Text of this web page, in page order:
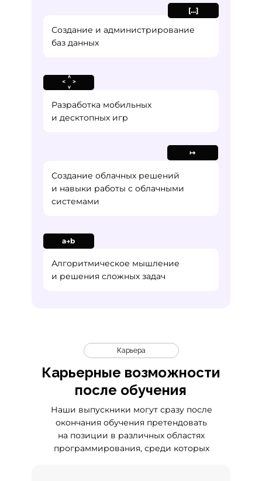
[...]
Создание и администрирование
баз данных
Разработка мобильных
и десктопных игр
↦
Создание облачных решений
и навыки работы с облачными
системами
а→b
Алгоритмическое мышление
и решения сложных задач
< >
<
...
>
Карьерные возможности
после обучения
Карьера
Наши выпускники могут сразу после
окончания обучения претендовать
на позиции в различных областях
программирования, среди которых